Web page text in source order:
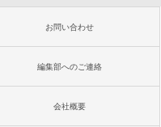
お問い合わせ
編集部へのご連絡
会社概要